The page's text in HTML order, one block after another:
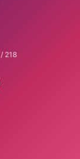
218